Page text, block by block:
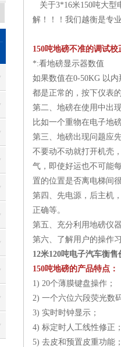
关于3*16米150吨大型
解！！！我们越衡是专
150吨地磅不准的调试校
*:看地磅显示器数值
如果数值在0-50KG 以
都是正常的，按下仪表
第二、地磅在使用中出
比如一个重物在电子地
第三、地磅出现问题应
不要动不动就打开机壳
气，即使好运也不可能
置的位置是否离电梯间
第四、先电源，后主机
正确等。
第五、充分利用地磅仪
第六、了解用户的操作
12米120吨电子汽车衡
150吨地磅的产品特点：
1) 20个薄膜键盘操作；
2) 一个六位六段荧光数
3) 实时时钟显示；
4) 标定时人工线性修正
5) 去皮和预置皮重功能